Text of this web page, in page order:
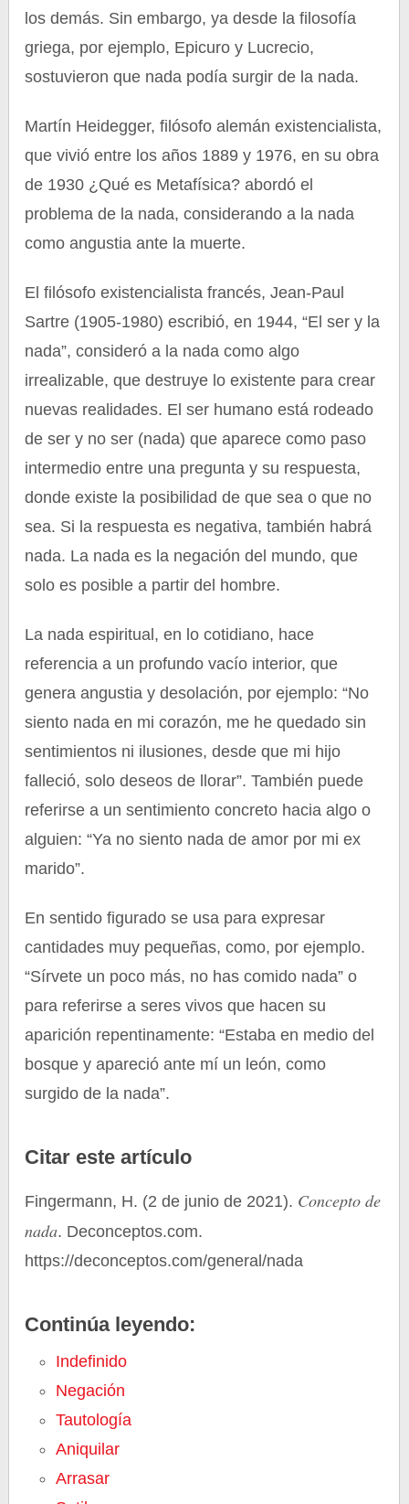
los demás. Sin embargo, ya desde la filosofía
griega, por ejemplo, Epicuro y Lucrecio,
sostuvieron que nada podía surgir de la nada.
Martín Heidegger, filósofo alemán existencialista,
que vivió entre los años 1889 y 1976, en su obra
de 1930 ¿Qué es Metafísica? abordó el
problema de la nada, considerando a la nada
como angustia ante la muerte.
El filósofo existencialista francés, Jean-Paul
Sartre (1905-1980) escribió, en 1944, “El ser y la
nada”, consideró a la nada como algo
irrealizable, que destruye lo existente para crear
nuevas realidades. El ser humano está rodeado
de ser y no ser (nada) que aparece como paso
intermedio entre una pregunta y su respuesta,
donde existe la posibilidad de que sea o que no
sea. Si la respuesta es negativa, también habrá
nada. La nada es la negación del mundo, que
solo es posible a partir del hombre.
La nada espiritual, en lo cotidiano, hace
referencia a un profundo vacío interior, que
genera angustia y desolación, por ejemplo: “No
siento nada en mi corazón, me he quedado sin
sentimientos ni ilusiones, desde que mi hijo
falleció, solo deseos de llorar”. También puede
referirse a un sentimiento concreto hacia algo o
alguien: “Ya no siento nada de amor por mi ex
marido”.
En sentido figurado se usa para expresar
cantidades muy pequeñas, como, por ejemplo.
“Sírvete un poco más, no has comido nada” o
para referirse a seres vivos que hacen su
aparición repentinamente: “Estaba en medio del
bosque y apareció ante mí un león, como
surgido de la nada”.
Citar este artículo
Fingermann, H. (2 de junio de 2021). Concepto de
nada. Deconceptos.com.
https://deconceptos.com/general/nada
Continúa leyendo:
Indefinido
Negación
Tautología
Aniquilar
Arrasar